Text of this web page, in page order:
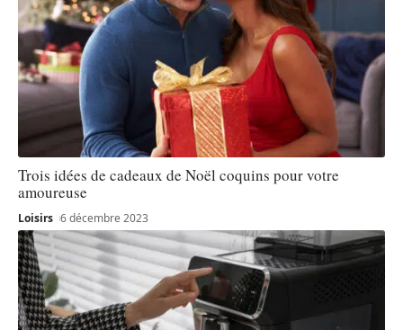
Trois idées de cadeaux de Noël coquins pour votre
amoureuse
Loisirs 6 décembre 2023